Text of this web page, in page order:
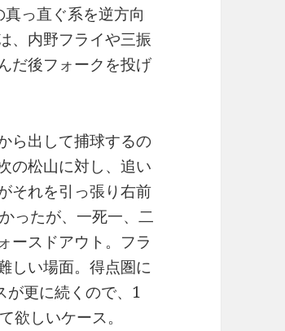
っ直ぐ系を逆方向
、内野フライや三振
だ後フォークを投げ
ら出して捕球するの
の松山に対し、追い
それを引っ張り右前
ったが、一死一、二
ースドアウト。フラ
しい場面。得点圏に
が更に続くので、1
欲しいケース。